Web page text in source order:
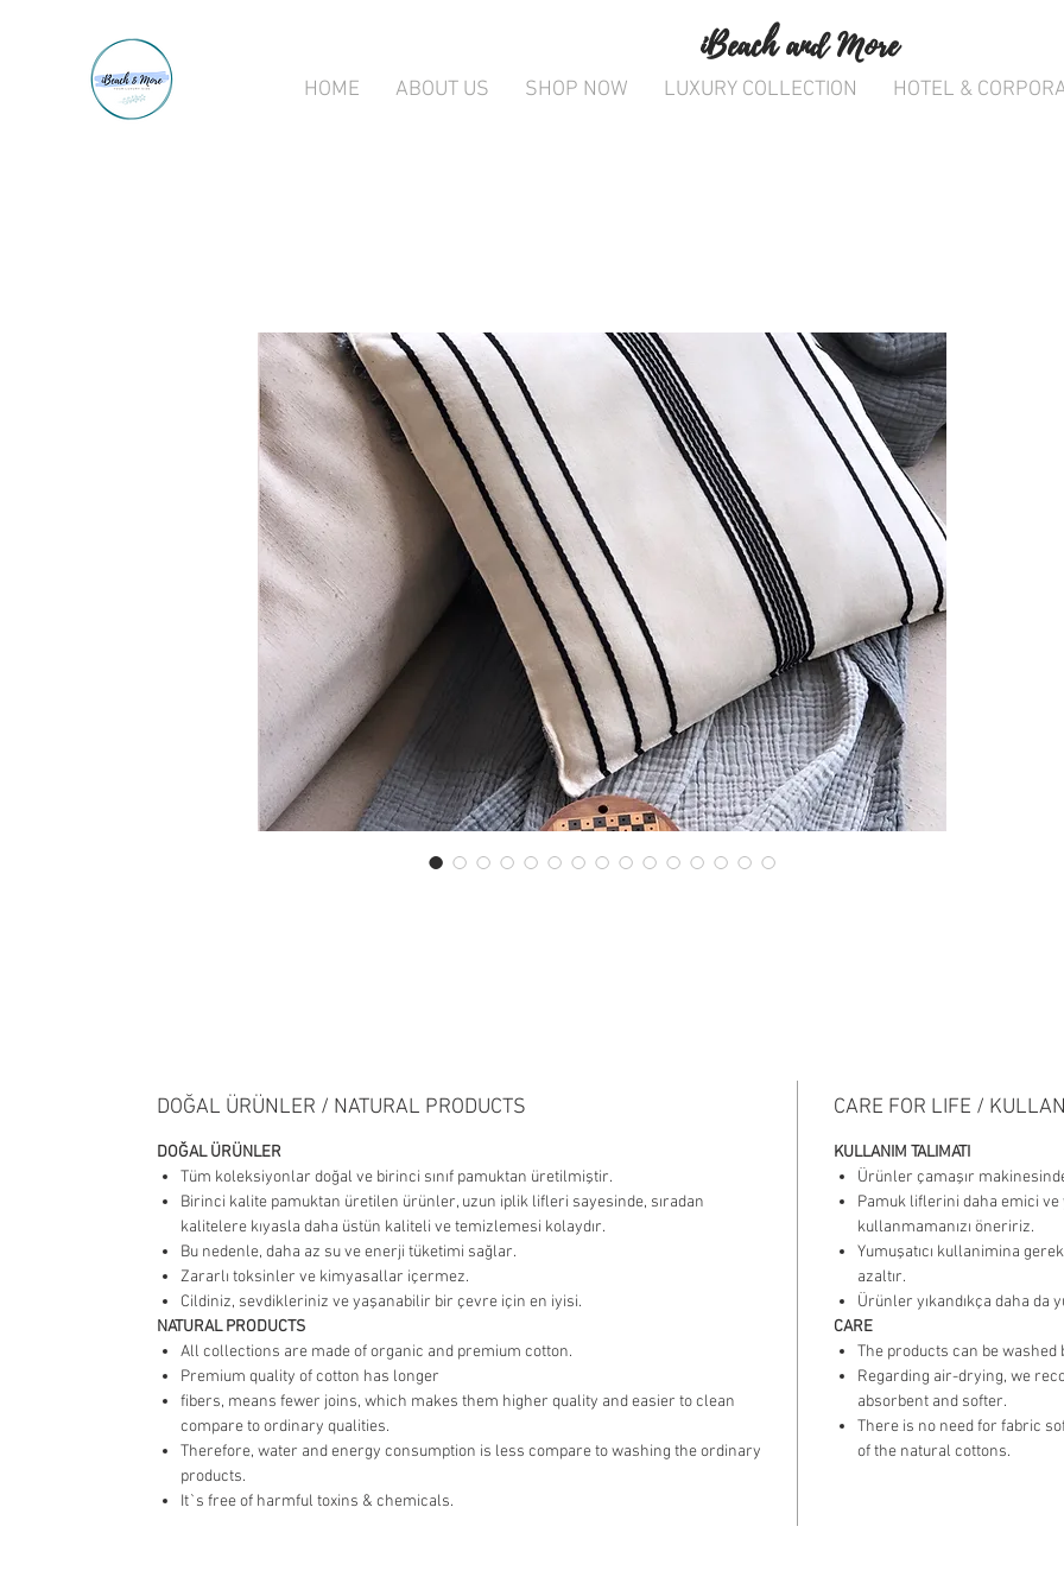
iBeach and More
HOME ABOUT US SHOP NOW LUXURY COLLECTION HOTEL &
DOĞAL ÜRÜNLER / NATURAL PRODUCTS
DOĞAL ÜRÜNLER
Tüm koleksiyonlar doğal ve birinci sınıf pamuktan üretilmiştir.
Birinci kalite pamuktan üretilen ürünler, uzun iplik lifleri sayesinde, sıradan
kalitelere kıyasla daha üstün kaliteli ve temizlemesi kolaydır.
Bu nedenle, daha az su ve enerji tüketimi sağlar.
Zararlı toksinler ve kimyasallar içermez.
Cildiniz, sevdikleriniz ve yaşanabilir bir çevre için en iyisi.
NATURAL PRODUCTS
All collections are made of organic and premium cotton.
Premium quality of cotton has longer
fibers, means fewer joins, which makes them higher quality and easier to clean
compare to ordinary qualities.
Therefore, water and energy consumption is less compare to washing the ordinary
products.
It`s free of harmful toxins & chemicals.
CARE FOR LIFE /
KULLANIM TALIMATI
Ürünler çamaşır
Pamuk liflerini daha emici
kullanmamanızı öneririz.
Yumuşatıcı kullanimina
azaltır.
Ürünler yıkandıkça daha da
CARE
The products can be washed
Regarding air-drying, we
absorbent and softer.​
There is no need for fabric
of the natural cottons.